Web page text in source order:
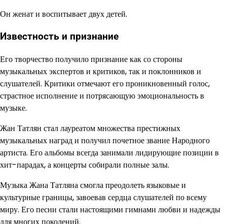
Он женат и воспитывает двух детей.
Известность и признание
Его творчество получило признание как со стороны
музыкальных экспертов и критиков, так и поклонников и
слушателей. Критики отмечают его проникновенный голос,
страстное исполнение и потрясающую эмоциональность в
музыке.
Жан Татлян стал лауреатом множества престижных
музыкальных наград и получил почетное звание Народного
артиста. Его альбомы всегда занимали лидирующие позиции в
хит-парадах, а концерты собирали полные залы.
Музыка Жана Татляна смогла преодолеть языковые и
культурные границы, завоевав сердца слушателей по всему
миру. Его песни стали настоящими гимнами любви и надежды